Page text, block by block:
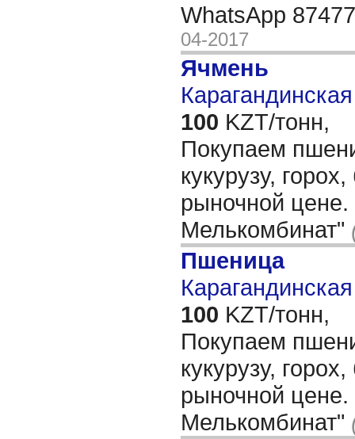
WhatsApp
04-2017
Ячмень
100 KZT/тонн,
Покупаем
кукурузу,
рыночной
Мелькомбинат"
Пшеница
100 KZT/тонн,
Покупаем
кукурузу,
рыночной
Мелькомбинат"